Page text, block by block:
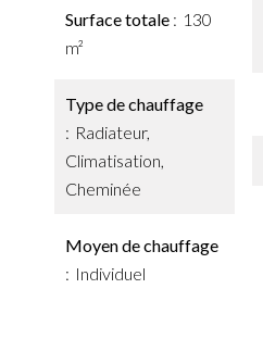
Surface totale
130
m²
Type de chauffage
Radiateur,
Climatisation,
Cheminée
Moyen de chauffage
Individuel